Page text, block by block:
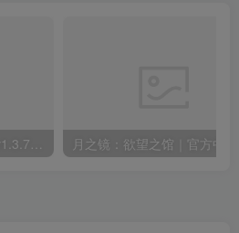
极品采花郎｜官方中文-v1.3.7+满金币初始存档+通关存档｜7.11G｜免安装